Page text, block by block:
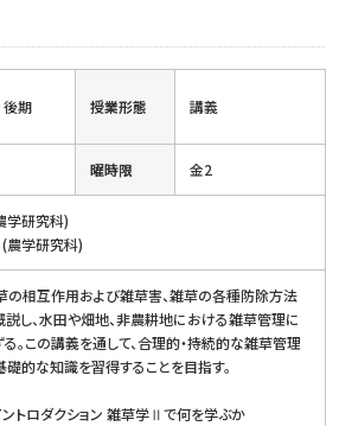
期 授業形態 講義
曜時限 金2
学研究科)
農学研究科)
の相互作用および雑草害、雑草の各種防除方法
説し、水田や畑地、非農耕地における雑草管理に
。この講義を通して、合理的・持続的な雑草管理
礎的な知識を習得することを目指す。
トロダクション 雑草学Ⅱで何を学ぶか